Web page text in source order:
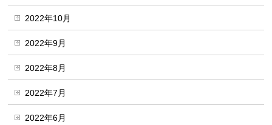
2022年10月
2022年9月
2022年8月
2022年7月
2022年6月